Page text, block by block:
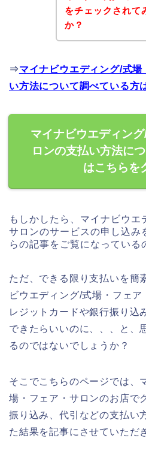
をチェックされて
か？
⇒マイナビウエディング/式
い方法について調べている方
マイナビウエディン
ロンの支払い方法に
はこちらを
もしかしたら、マイナビウエ
サロンのサービスの申し込み
らの記事をご覧になっている
ただ、できる限り支払いを簡
ビウエディング/式場・フェ
レジットカードや銀行振り込
できたらいいのに、、、と、
るのではないでしょうか？
そこでこちらのページでは、
場・フェア・サロンのお店で
振り込み、代引などの支払い
た結果を記事にさせていただ